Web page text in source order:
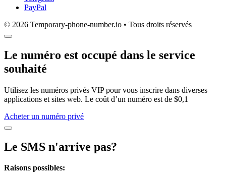
PayPal
© 2026 Temporary-phone-number.io • Tous droits réservés
Le numéro est occupé dans le service
souhaité
Utilisez les numéros privés VIP pour vous inscrire dans diverses
applications et sites web. Le coût d’un numéro est de $0,1
Acheter un numéro privé
Le SMS n'arrive pas?
Raisons possibles: